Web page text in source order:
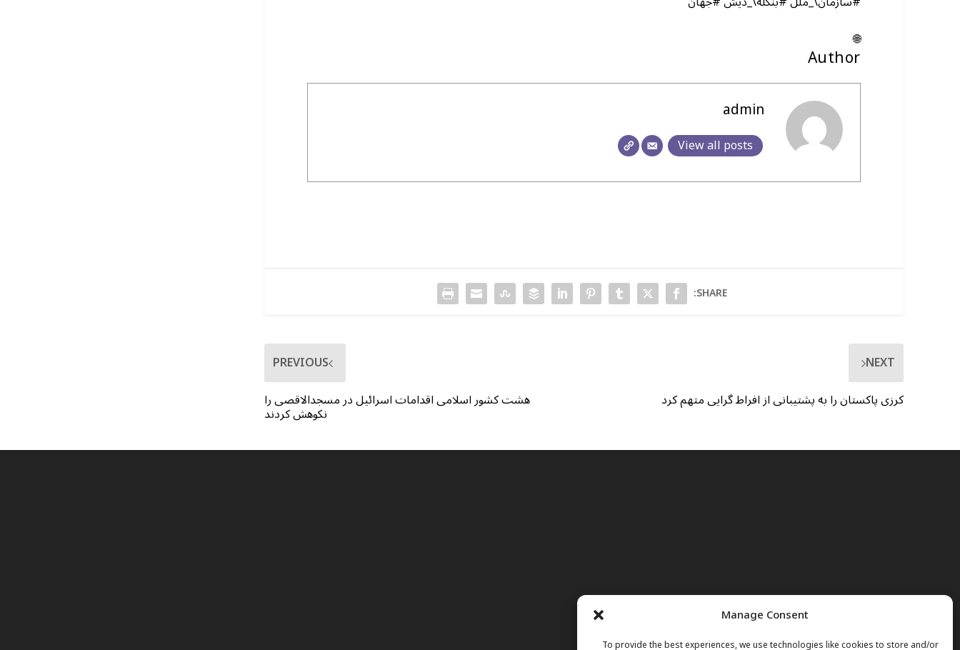
Manage Consent
To provide the best experiences, we use technologies like cookies to store and/or
🌐
Author
admin
View all posts
SHARE:
PREVIOUS
هشت کشور اسلامی اقدامات اسرائیل در مسجدالاقصی را
نکوهش کردند
NEXT
کرزی پاکستان را به پشتیبانی از افراط گرایی متهم کرد